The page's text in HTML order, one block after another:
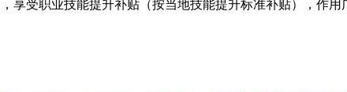
享受职业技能提升补贴（按当地技能提升标准补贴），作